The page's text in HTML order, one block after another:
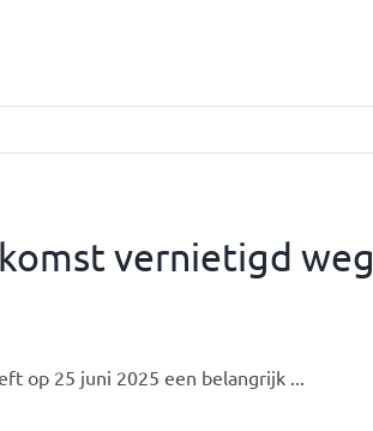
vernietigd
op 25 juni 2025 een belangrijk ...